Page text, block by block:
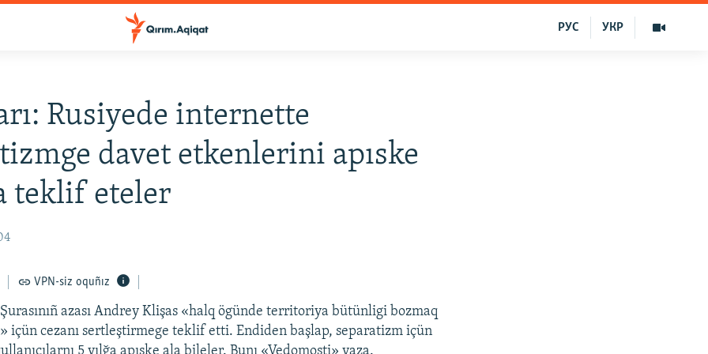
УКР
РУС
Rusiyede internette
davet etkenlerini apıske
teklif eteler
VPN-siz oquñız
azası Andrey Klişas «halq ögünde territoriya bütünligi bozmaq
içün cezanı sertleştirmege teklif etti. Endiden başlap, separatizm içün